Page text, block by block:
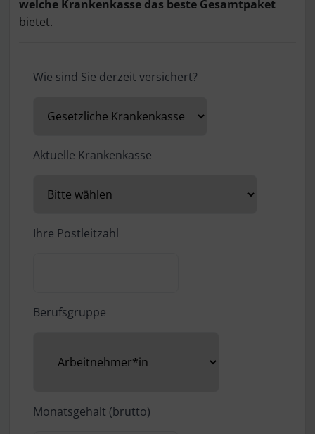
welche Krankenkasse das beste Gesamtpaket
bietet.
Wie sind Sie derzeit versichert?
Aktuelle Krankenkasse
Ihre Postleitzahl
Berufsgruppe
Monatsgehalt (brutto)